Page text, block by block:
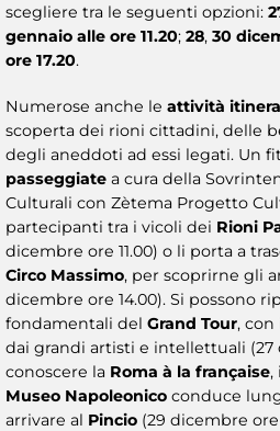
scegliere tra le seguenti opzioni:
gennaio alle ore 11.20; 28, 30
ore 17.20.
Numerose anche le attività
scoperta dei rioni cittadini, delle
degli aneddoti ad essi legati. Un
passeggiate a cura della
Culturali con Zètema Progetto
partecipanti tra i vicoli dei Rioni
dicembre ore 11.00) o li porta a
Circo Massimo, per scoprirne gli
dicembre ore 14.00). Si possono
fondamentali del Grand Tour,
dai grandi artisti e intellettuali (27
conoscere la Roma à la française,
Museo Napoleonico conduce
arrivare al Pincio (29 dicembre ore